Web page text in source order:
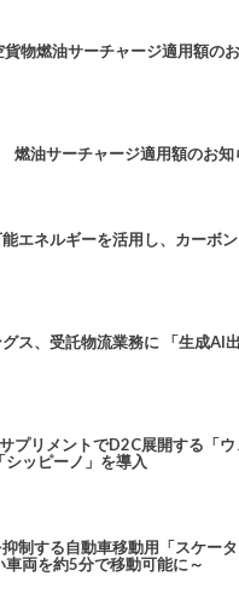
物燃油サーチャージ適用額の
油サーチャージ適用額のお知
エネルギーを活用し、カーボ
ス、受託物流業務に 「生成AI
プリメントでD2C展開する「ウ
シッピーノ」を導入
制する自動車移動用「スケー
両を約5分で移動可能に～